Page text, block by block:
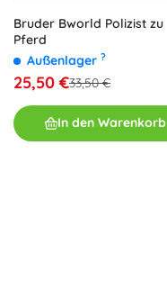
Bruder Bworld Polizist zu
Pferd
Außenlager ?
25,50 €33,50 €
In den Warenkorb